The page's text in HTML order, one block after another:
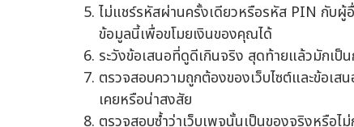
ไม่แชร์รหัสผ่านครั้งเดียวหรือรหัส PIN กับผู้
ข้อมูลนี้เพื่อขโมยเงินของคุณได้
ระวังข้อเสนอที่ดูดีเกินจริง สุดท้ายแล้วมักเป็
ตรวจสอบความถูกต้องของเว็บไซต์และข้อเส
เคยหรือน่าสงสัย
ตรวจสอบซ้ำว่าเว็บเพจนั้นเป็นของจริงหรือ